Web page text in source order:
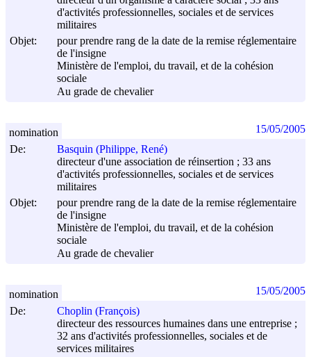
d'activités professionnelles, sociales et de services
militaires
Objet:
pour prendre rang de la date de la remise réglementaire
de l'insigne
Ministère de l'emploi, du travail, et de la cohésion
sociale
Au grade de chevalier
De:
Basquin (Philippe, René)
directeur d'une association de réinsertion ; 33 ans
d'activités professionnelles, sociales et de services
militaires
Objet:
pour prendre rang de la date de la remise réglementaire
de l'insigne
Ministère de l'emploi, du travail, et de la cohésion
sociale
Au grade de chevalier
nomination 15/05/2005
De:
Choplin (François)
directeur des ressources humaines dans une entreprise ;
32 ans d'activités professionnelles, sociales et de
services militaires
nomination 15/05/2005